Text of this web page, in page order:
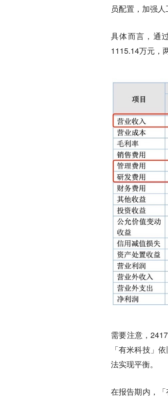
员配置，加强
具体而言，通
1115.14万元，
需要注意，
「有米科技」
法实现平衡。
在报告期内，